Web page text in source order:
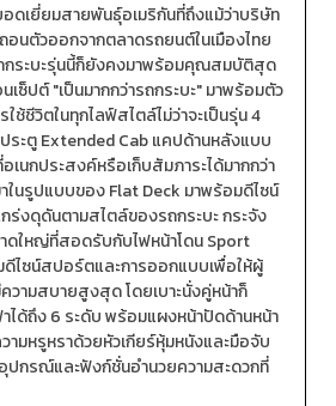
อดเยี่ยมสายพันธุ์อเมริกันที่ถึงแม้ว่าบริษัท
อนตัวออกจากตลาดรถยนต์ในเมืองไทย
กระบะรุ่นนี้ก็ยังคงมาพร้อมคุณสมบัติสุด
เซ็ปต์ "เป็นมากกว่ารถกระบะ" มาพร้อมตัว
ช้ชีวิตในทุกไลฟ์สไตล์ไม่ว่าจะเป็นรุ่น 4
ระตู Extended Cab แคปด้านหลังแบบ
เนกประสงค์หรือเก็บสัมภาระได้มากกว่า
ในรูปแบบของ Flat Deck มาพร้อมดีไซน์
ร่งดุดันตามสไตล์ของรถกระบะ กระจัง
ดใหญ่ที่สอดรับกับไฟหน้าโดน Sport
ไซน์สปอร์ตและการออกแบบเพื่อให้ผู้
วามสบายสูงสุด โดยเบาะนั่งคู่หน้าก็
ได้ถึง 6 ระดับ พร้อมแผงหน้าปัดด้านหน้า
ามหรูหราด้วยหัวเกียร์หุ้มหนังและมือจับ
ปกรณ์และฟังก์ชั่นอำนวยความสะดวกที่